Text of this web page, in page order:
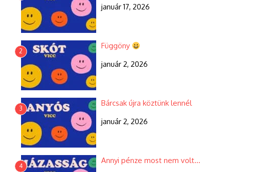
január 17, 2026
2
Függöny
január 2, 2026
3
Bárcsak újra köztünk lennél
január 2, 2026
4
Annyi pénze most nem volt…